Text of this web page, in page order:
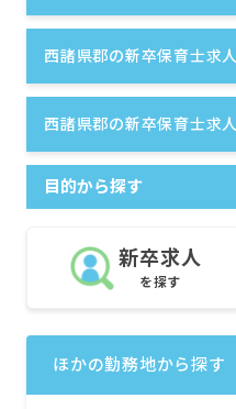
西諸県郡の新卒保育士求
西諸県郡の新卒保育士求
目的から探す
新卒求人
を探す
ほかの勤務地から探す